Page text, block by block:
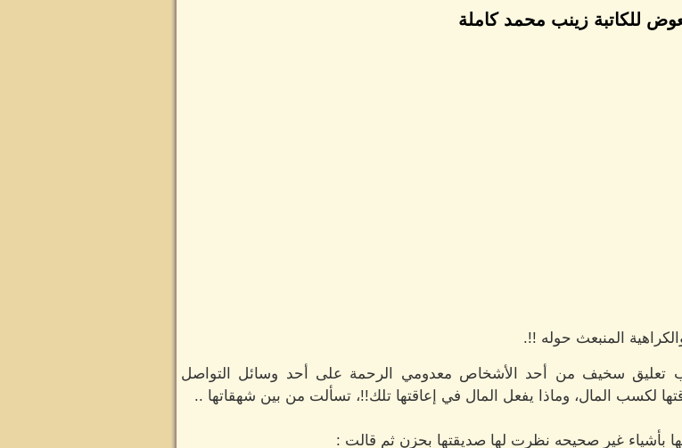
للكاتبة زينب محمد كاملة
المنبعث حوله !!.
تعليق سخيف من أحد الأشخاص معدومي الرحمة على أحد وسائل التواصل
لكسب المال، وماذا يفعل المال في إعاقتها تلك!!، تسألت من بين شهقاتها ..
بأشياء غير صحيحه نظرت لها صديقتها بحزن ثم قالت :